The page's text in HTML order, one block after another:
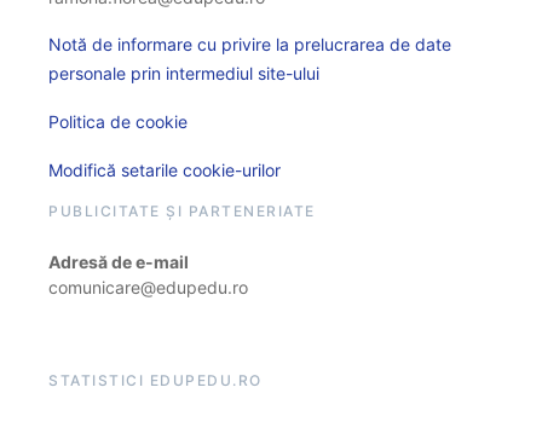
Notă de informare cu privire la prelucrarea de date
personale prin intermediul site-ului
Politica de cookie
Modifică setarile cookie-urilor
PUBLICITATE ȘI PARTENERIATE
Adresă de e-mail
comunicare@edupedu.ro
STATISTICI EDUPEDU.RO